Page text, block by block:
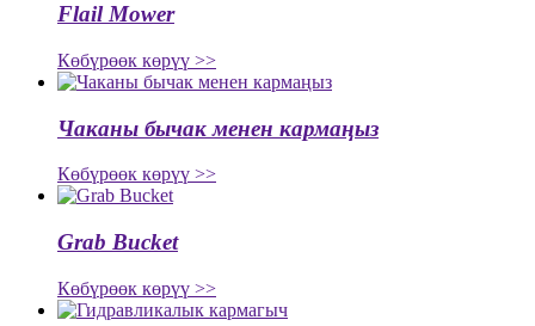
Flail Mower
Көбүрөөк көрүү >>
Чаканы бычак менен кармаңыз
Көбүрөөк көрүү >>
Grab Bucket
Көбүрөөк көрүү >>